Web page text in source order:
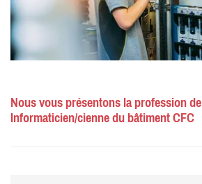
Nous vous présentons la profession de
Informaticien/cienne du bâtiment CFC